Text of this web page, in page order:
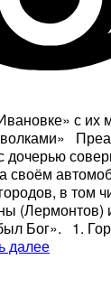
с их
дочерью
своём
в том
(Лермонтов)
Бог». 1.
далееО